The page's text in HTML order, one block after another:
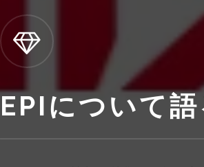
EPIについて